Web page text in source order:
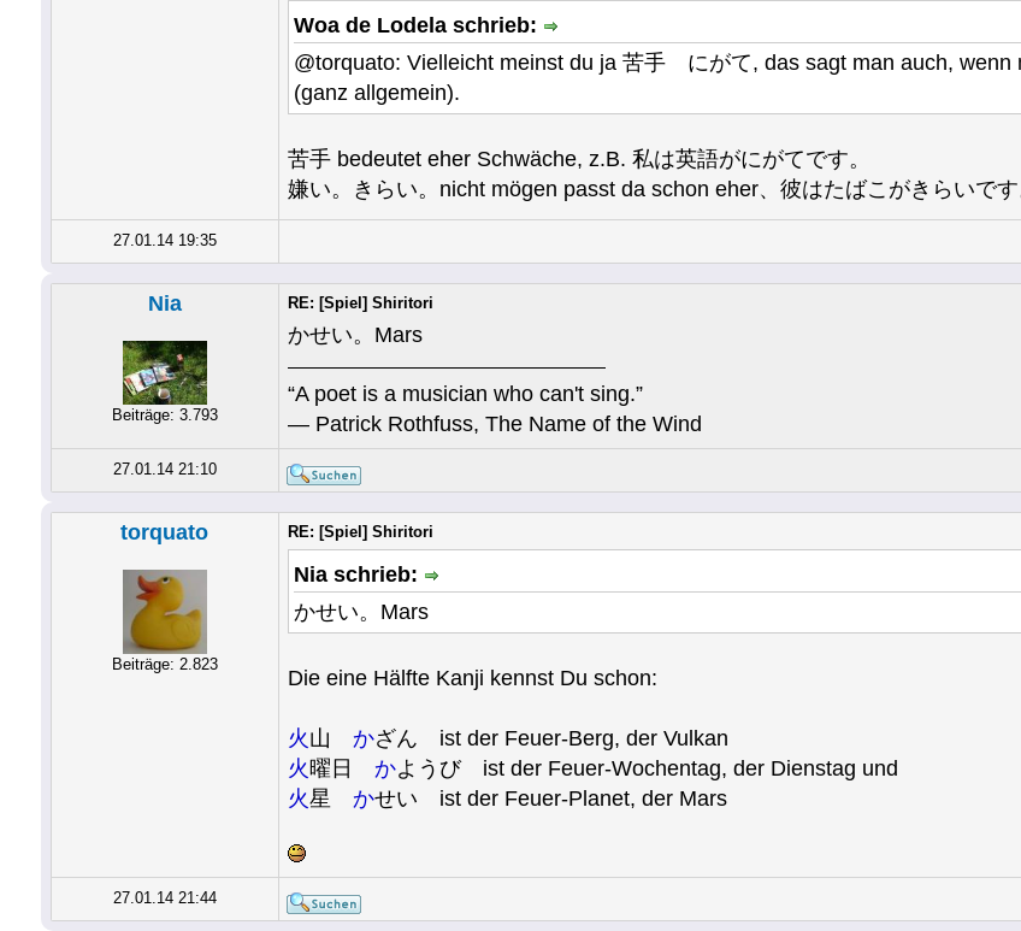
Woa de Lodela schrieb:
@torquato: Vielleicht meinst du ja 苦手 にがて, das sagt man auch,
(ganz allgemein).
苦手 bedeutet eher Schwäche, z.B. 私は英語がにがてです。
嫌い。きらい。nicht mögen passt da schon eher、彼はたばこがきらいです
27.01.14 19:35
Nia
Beiträge: 3.793
RE: [Spiel] Shiritori
かせい。Mars
“A poet is a musician who can't sing.”
― Patrick Rothfuss, The Name of the Wind
27.01.14 21:10
torquato
Beiträge: 2.823
RE: [Spiel] Shiritori
Nia schrieb:
かせい。Mars
Die eine Hälfte Kanji kennst Du schon:
火山 かざん ist der Feuer-Berg, der Vulkan
火曜日 かようび ist der Feuer-Wochentag, der Dienstag und
火星 かせい ist der Feuer-Planet, der Mars
27.01.14 21:44